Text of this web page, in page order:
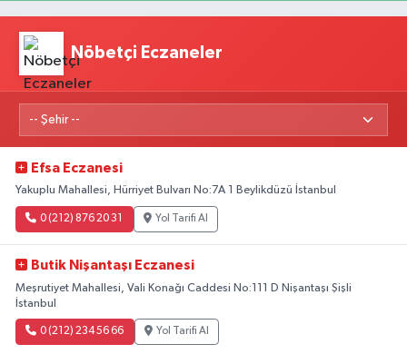
Nöbetçi Eczaneler
Efsa Eczanesi
Yakuplu Mahallesi, Hürriyet Bulvarı No:7A 1 Beylikdüzü İstanbul
0 (212) 876 20 31 Yol Tarifi Al
Butik Nişantaşı Eczanesi
Meşrutiyet Mahallesi, Vali Konağı Caddesi No:111 D Nişantaşı Şişli
İstanbul
0 (212) 234 56 66 Yol Tarifi Al